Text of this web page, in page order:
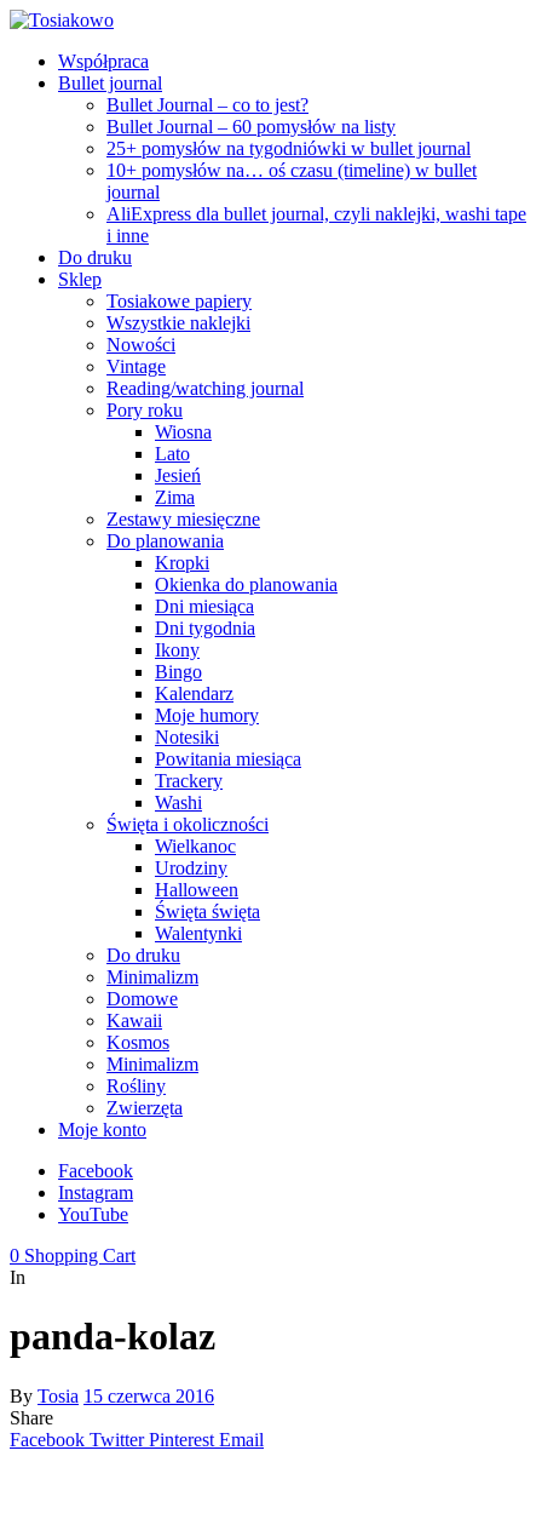
Współpraca
Bullet journal
Bullet Journal – co to jest?
Bullet Journal – 60 pomysłów na listy
25+ pomysłów na tygodniówki w bullet journal
10+ pomysłów na… oś czasu (timeline) w bullet
journal
AliExpress dla bullet journal, czyli naklejki, washi tape
i inne
Do druku
Sklep
Tosiakowe papiery
Wszystkie naklejki
Nowości
Vintage
Reading/watching journal
Pory roku
Wiosna
Lato
Jesień
Zima
Zestawy miesięczne
Do planowania
Kropki
Okienka do planowania
Dni miesiąca
Dni tygodnia
Ikony
Bingo
Kalendarz
Moje humory
Notesiki
Powitania miesiąca
Trackery
Washi
Święta i okoliczności
Wielkanoc
Urodziny
Halloween
Święta święta
Walentynki
Do druku
Minimalizm
Domowe
Kawaii
Kosmos
Minimalizm
Rośliny
Zwierzęta
Moje konto
Facebook
Instagram
YouTube
0 Shopping Cart
In
panda-kolaz
By Tosia 15 czerwca 2016
Share
Facebook Twitter Pinterest Email